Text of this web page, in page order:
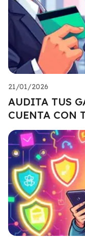
21/01/2026
AUDITA TUS
CUENTA CON